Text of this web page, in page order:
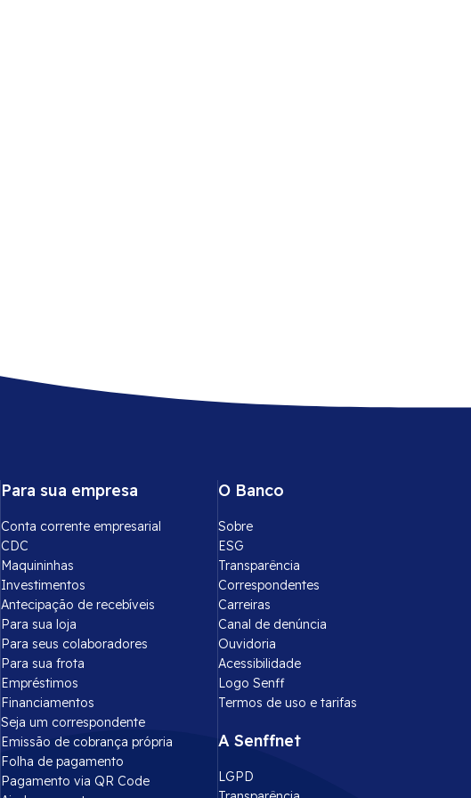
Para sua empresa
Conta corrente empresarial
CDC
Maquininhas
Investimentos
Antecipação de recebíveis
Para sua loja
Para seus colaboradores
Para sua frota
Empréstimos
Financiamentos
Seja um correspondente
Emissão de cobrança própria
Folha de pagamento
Pagamento via QR Code
O Banco
Sobre
ESG
Transparência
Correspondentes
Carreiras
Canal de denúncia
Ouvidoria
Acessibilidade
Logo Senff
Termos de uso e tarifas
A Senffnet
LGPD